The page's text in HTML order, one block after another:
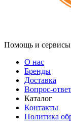
Помощь и сервисы
О нас
Бренды
Доставка
Вопрос-ответ
Каталог
Контакты
Политика